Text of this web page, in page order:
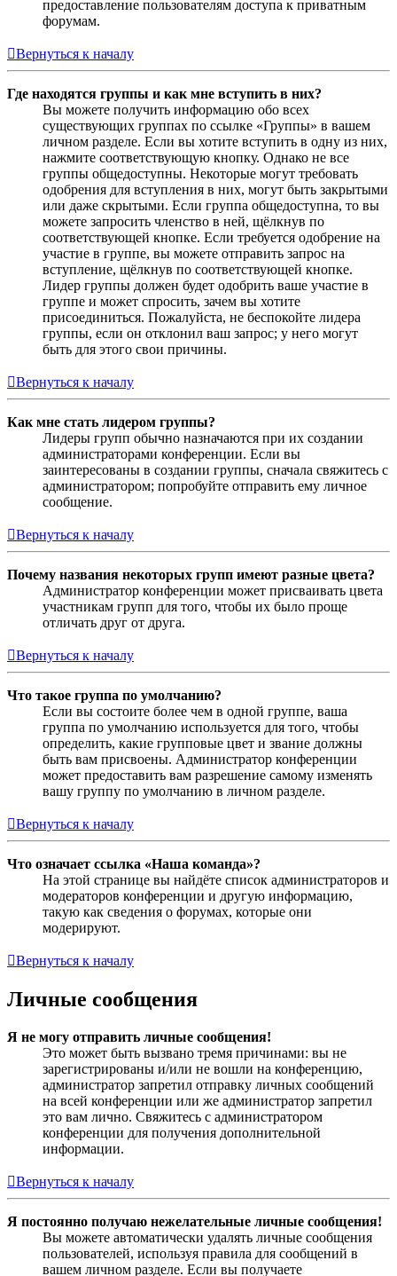
предоставление пользователям доступа к приватным
форумам.
Вернуться к началу
Где находятся группы и как мне вступить в них?
Вы можете получить информацию обо всех
существующих группах по ссылке «Группы» в вашем
личном разделе. Если вы хотите вступить в одну из них,
нажмите соответствующую кнопку. Однако не все
группы общедоступны. Некоторые могут требовать
одобрения для вступления в них, могут быть закрытыми
или даже скрытыми. Если группа общедоступна, то вы
можете запросить членство в ней, щёлкнув по
соответствующей кнопке. Если требуется одобрение на
участие в группе, вы можете отправить запрос на
вступление, щёлкнув по соответствующей кнопке.
Лидер группы должен будет одобрить ваше участие в
группе и может спросить, зачем вы хотите
присоединиться. Пожалуйста, не беспокойте лидера
группы, если он отклонил ваш запрос; у него могут
быть для этого свои причины.
Вернуться к началу
Как мне стать лидером группы?
Лидеры групп обычно назначаются при их создании
администраторами конференции. Если вы
заинтересованы в создании группы, сначала свяжитесь с
администратором; попробуйте отправить ему личное
сообщение.
Вернуться к началу
Почему названия некоторых групп имеют разные цвета?
Администратор конференции может присваивать цвета
участникам групп для того, чтобы их было проще
отличать друг от друга.
Вернуться к началу
Что такое группа по умолчанию?
Если вы состоите более чем в одной группе, ваша
группа по умолчанию используется для того, чтобы
определить, какие групповые цвет и звание должны
быть вам присвоены. Администратор конференции
может предоставить вам разрешение самому изменять
вашу группу по умолчанию в личном разделе.
Вернуться к началу
Что означает ссылка «Наша команда»?
На этой странице вы найдёте список администраторов и
модераторов конференции и другую информацию,
такую как сведения о форумах, которые они
модерируют.
Вернуться к началу
Личные сообщения
Я не могу отправить личные сообщения!
Это может быть вызвано тремя причинами: вы не
зарегистрированы и/или не вошли на конференцию,
администратор запретил отправку личных сообщений
на всей конференции или же администратор запретил
это вам лично. Свяжитесь с администратором
конференции для получения дополнительной
информации.
Вернуться к началу
Я постоянно получаю нежелательные личные сообщения!
Вы можете автоматически удалять личные сообщения
пользователей, используя правила для сообщений в
вашем личном разделе. Если вы получаете